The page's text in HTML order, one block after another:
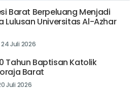
Barat Berpeluang Menjadi
Lulusan Universitas Al-Azhar
Tahun Baptisan Katolik
Barat